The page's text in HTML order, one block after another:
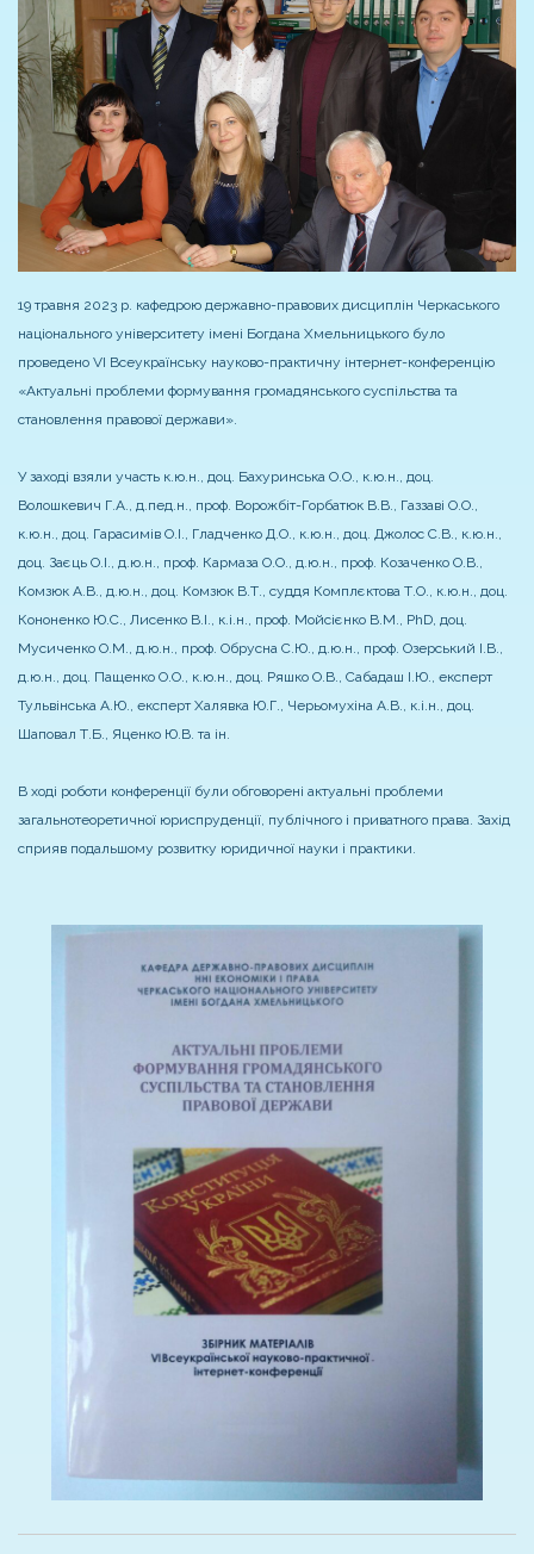
19 травня 2023 р. кафедрою державно-правових дисциплін Черкаського
національного університету імені Богдана Хмельницького було
проведено VI Всеукраїнську науково-практичну інтернет-конференцію
«Актуальні проблеми формування громадянського суспільства та
становлення правової держави».
У заході взяли участь к.ю.н., доц. Бахуринська О.О., к.ю.н., доц.
Волошкевич Г.А., д.пед.н., проф. Ворожбіт-Горбатюк В.В., Газзаві О.О.,
к.ю.н., доц. Гарасимів О.І., Гладченко Д.О., к.ю.н., доц. Джолос С.В., к.ю.н.,
доц. Заєць О.І., д.ю.н., проф. Кармаза О.О., д.ю.н., проф. Козаченко О.В.,
Комзюк А.В., д.ю.н., доц. Комзюк В.Т., суддя Комплєктова Т.О., к.ю.н., доц.
Кононенко Ю.С., Лисенко В.І., к.і.н., проф. Мойсієнко В.М., PhD, доц.
Мусиченко О.М., д.ю.н., проф. Обрусна С.Ю., д.ю.н., проф. Озерський І.В.,
д.ю.н., доц. Пащенко О.О., к.ю.н., доц. Ряшко О.В., Сабадаш І.Ю., експерт
Тульвінська А.Ю., експерт Халявка Ю.Г., Черьомухіна А.В., к.і.н., доц.
Шаповал Т.Б., Яценко Ю.В. та ін.
В ході роботи конференції були обговорені актуальні проблеми
загальнотеоретичної юриспруденції, публічного і приватного права. Захід
сприяв подальшому розвитку юридичної науки і практики.